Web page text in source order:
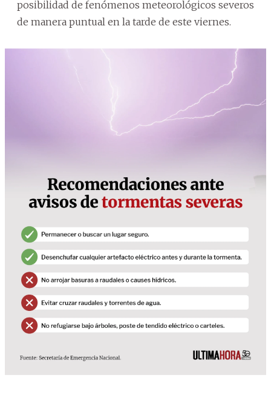
posibilidad de fenómenos meteorológicos severos
de manera puntual en la tarde de este viernes.